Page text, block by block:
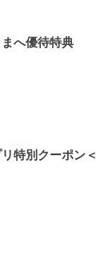
へ優待特典
特別クーポン＜